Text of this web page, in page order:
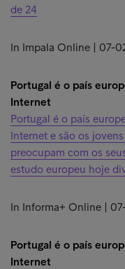
de 24
In Impala Online | 07-
Portugal é o país
Internet
Portugal é o país
Internet e são os
preocupam com os
estudo europeu hoje
In Informa+ Online |
Portugal é o país
Internet